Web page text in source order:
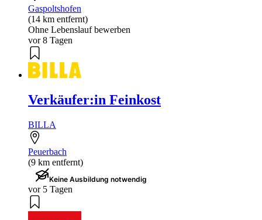
Gaspoltshofen
(14 km entfernt)
Ohne Lebenslauf bewerben
vor 8 Tagen
Verkäufer:in Feinkost
BILLA
Peuerbach
(9 km entfernt)
Keine Ausbildung notwendig
vor 5 Tagen